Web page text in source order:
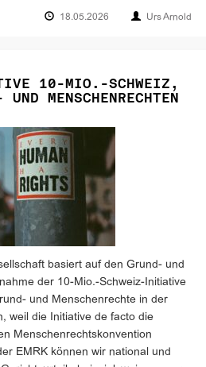
18.05.2026 Urs Arnold
10-MIO.-SCHWEIZ,
MENSCHENRECHTEN
basiert auf den Grund- und
der 10-Mio.-Schweiz-Initiative
und Menschenrechte in der
weil die Initiative de facto die
Menschenrechtskonvention
EMRK können wir national und